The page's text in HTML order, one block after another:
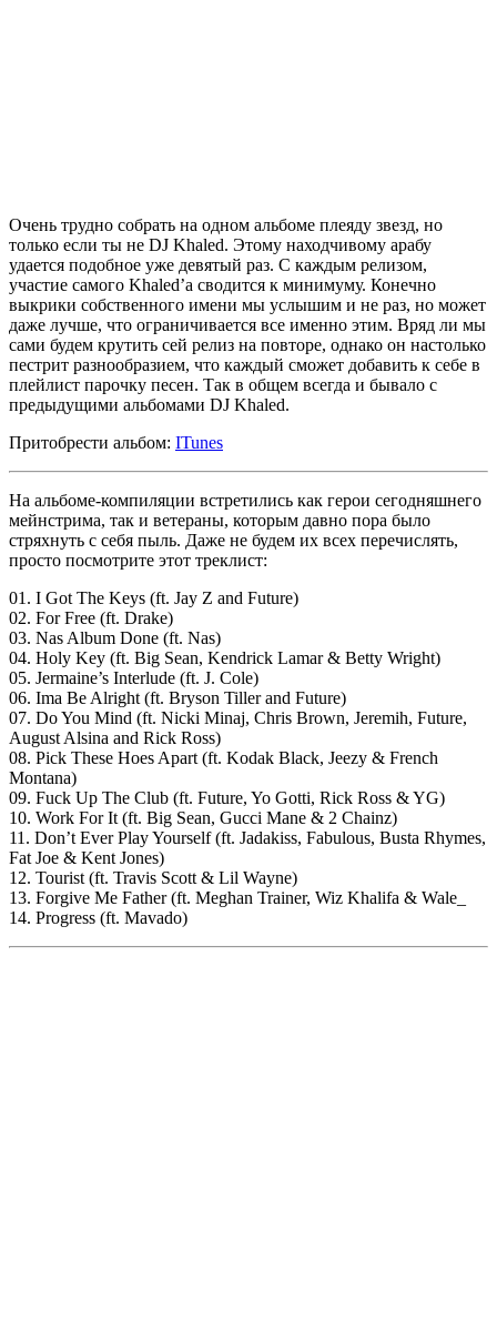
Очень трудно собрать на одном альбоме плеяду звезд, но
только если ты не DJ Khaled. Этому находчивому арабу
удается подобное уже девятый раз. С каждым релизом,
участие самого Khaled’a сводится к минимуму. Конечно
выкрики собственного имени мы услышим и не раз, но может
даже лучше, что ограничивается все именно этим. Вряд ли мы
сами будем крутить сей релиз на повторе, однако он настолько
пестрит разнообразием, что каждый сможет добавить к себе в
плейлист парочку песен. Так в общем всегда и бывало с
предыдущими альбомами DJ Khaled.
Притобрести альбом: ITunes
На альбоме-компиляции встретились как герои сегодняшнего
мейнстрима, так и ветераны, которым давно пора было
стряхнуть с себя пыль. Даже не будем их всех перечислять,
просто посмотрите этот треклист:
01. I Got The Keys (ft. Jay Z and Future)
02. For Free (ft. Drake)
03. Nas Album Done (ft. Nas)
04. Holy Key (ft. Big Sean, Kendrick Lamar & Betty Wright)
05. Jermaine’s Interlude (ft. J. Cole)
06. Ima Be Alright (ft. Bryson Tiller and Future)
07. Do You Mind (ft. Nicki Minaj, Chris Brown, Jeremih, Future,
August Alsina and Rick Ross)
08. Pick These Hoes Apart (ft. Kodak Black, Jeezy & French
Montana)
09. Fuck Up The Club (ft. Future, Yo Gotti, Rick Ross & YG)
10. Work For It (ft. Big Sean, Gucci Mane & 2 Chainz)
11. Don’t Ever Play Yourself (ft. Jadakiss, Fabulous, Busta Rhymes,
Fat Joe & Kent Jones)
12. Tourist (ft. Travis Scott & Lil Wayne)
13. Forgive Me Father (ft. Meghan Trainer, Wiz Khalifa & Wale_
14. Progress (ft. Mavado)